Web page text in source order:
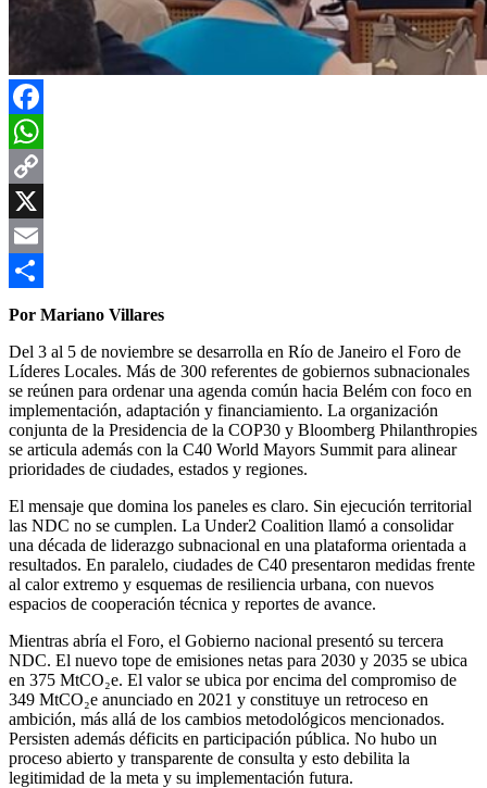
Facebook
WhatsApp
Copy
Link
X
Email
Compartir
Por Mariano Villares
Del 3 al 5 de noviembre se desarrolla en Río de Janeiro el Foro de
Líderes Locales. Más de 300 referentes de gobiernos subnacionales
se reúnen para ordenar una agenda común hacia Belém con foco en
implementación, adaptación y financiamiento. La organización
conjunta de la Presidencia de la COP30 y Bloomberg Philanthropies
se articula además con la C40 World Mayors Summit para alinear
prioridades de ciudades, estados y regiones.
El mensaje que domina los paneles es claro. Sin ejecución territorial
las NDC no se cumplen. La Under2 Coalition llamó a consolidar
una década de liderazgo subnacional en una plataforma orientada a
resultados. En paralelo, ciudades de C40 presentaron medidas frente
al calor extremo y esquemas de resiliencia urbana, con nuevos
espacios de cooperación técnica y reportes de avance.
Mientras abría el Foro, el Gobierno nacional presentó su tercera
NDC. El nuevo tope de emisiones netas para 2030 y 2035 se ubica
en 375 MtCO₂e. El valor se ubica por encima del compromiso de
349 MtCO₂e anunciado en 2021 y constituye un retroceso en
ambición, más allá de los cambios metodológicos mencionados.
Persisten además déficits en participación pública. No hubo un
proceso abierto y transparente de consulta y esto debilita la
legitimidad de la meta y su implementación futura.